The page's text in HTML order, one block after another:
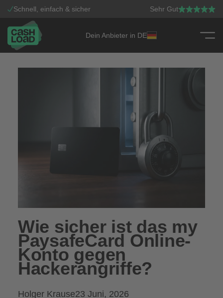
Zum Inhalt springen
Schnell, einfach & sicher Sehr Gut
Dein Anbieter in DE
Wie sicher ist das my
PaysafeCard Online-
Konto gegen
Hackerangriffe?
Posted
Holger Krause23 Juni, 2026